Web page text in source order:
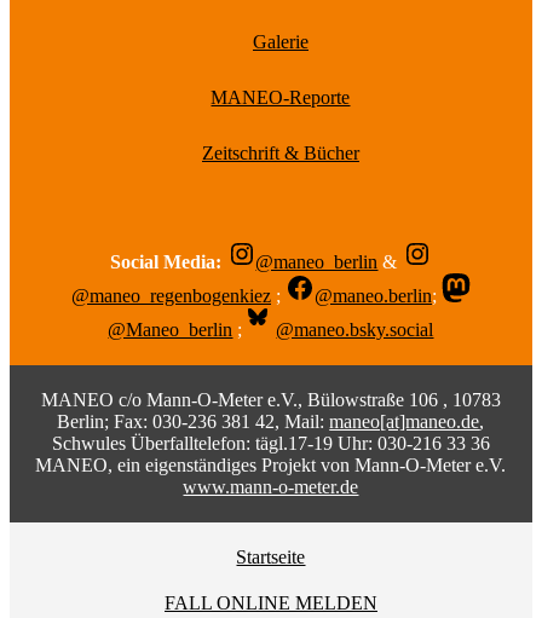
Galerie
MANEO-Reporte
Zeitschrift & Bücher
Social Media: @maneo_berlin &
@maneo_regenbogenkiez ; @maneo.berlin;
@Maneo_berlin ; @maneo.bsky.social
MANEO c/o Mann-O-Meter e.V., Bülowstraße 106 , 10783
Berlin; Fax: 030-236 381 42, Mail:maneo[at]maneo.de,
Schwules Überfalltelefon: tägl.17-19 Uhr: 030-216 33 36
MANEO, ein eigenständiges Projekt von Mann-O-Meter e.V.
www.mann-o-meter.de
Startseite
FALL ONLINE MELDEN